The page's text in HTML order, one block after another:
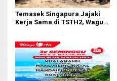
Temasek Singapura Jajaki
Kerja Sama di TSTH2, Wagub
Bioekonomi Tropis